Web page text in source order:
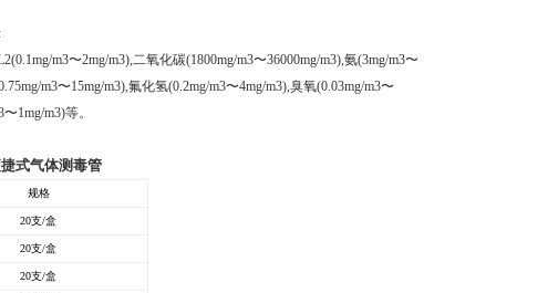
m3〜2mg/m3),二氧化碳(1800mg/m3〜36000mg/m3),氨(3mg/m3〜
m3〜15mg/m3),氟化氢(0.2mg/m3〜4mg/m3),臭氧(0.03mg/m3〜
1mg/m3)等。
式气体测毒管
规格
20支/盒
20支/盒
20支/盒